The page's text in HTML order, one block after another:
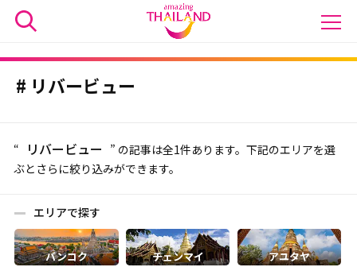
リバービュー
“ リバービュー ” の記事は全1件あります。下記のエリアを選
ぶとさらに絞り込みができます。
エリアで探す
バンコク チェンマイ アユタヤ